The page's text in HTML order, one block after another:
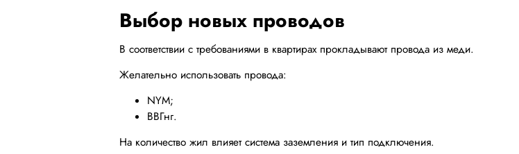
Выбор новых проводов
В соответствии с требованиями в квартирах прокладывают провода из меди.
Желательно использовать провода:
NYM;
ВВГнг.
На количество жил влияет система заземления и тип подключения.